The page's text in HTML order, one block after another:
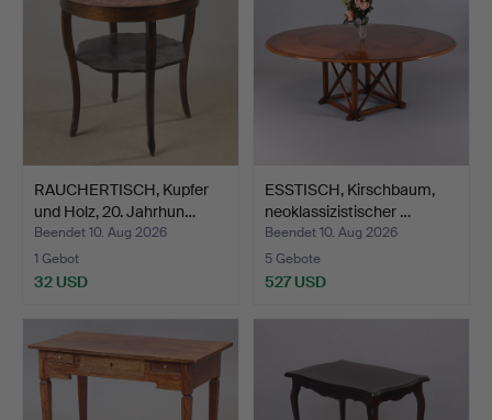
RAUCHERTISCH, Kupfer
und Holz, 20. Jahrhun…
Beendet 10. Aug 2026
1 Gebot
32 USD
ESSTISCH, Kirschbaum,
neoklassizistischer …
Beendet 10. Aug 2026
5 Gebote
527 USD